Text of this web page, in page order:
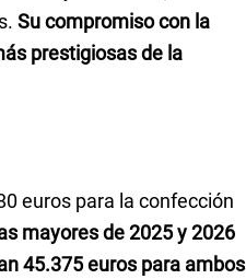
Su compromiso con la
prestigiosas de la
euros para la confección
mayores de 2025 y 2026
45.375 euros para ambos